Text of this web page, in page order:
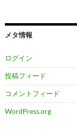
メタ情報
ログイン
投稿フィード
コメントフィード
WordPress.org